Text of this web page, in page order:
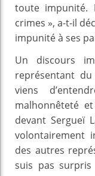
toute impunité.
crimes », a-t-il
impunité à ses
Un discours
représentant du
viens
malhonnêteté
devant Sergueï
volontairement
des autres
suis pas